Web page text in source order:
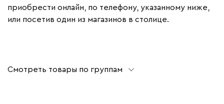
приобрести онлайн, по телефону, указанному ниже,
или посетив один из магазинов в столице.
Смотреть товары по группам